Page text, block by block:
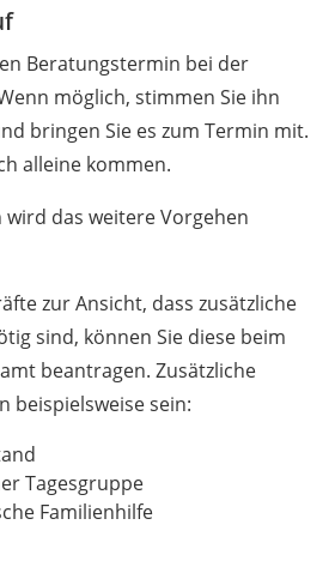
Beratungstermin bei der
möglich, stimmen Sie ihn
bringen Sie es zum Termin mit.
alleine kommen.
wird das weitere Vorgehen
zur Ansicht, dass zusätzliche
sind, können Sie diese beim
beantragen. Zusätzliche
beispielsweise sein:
Tagesgruppe
Familienhilfe